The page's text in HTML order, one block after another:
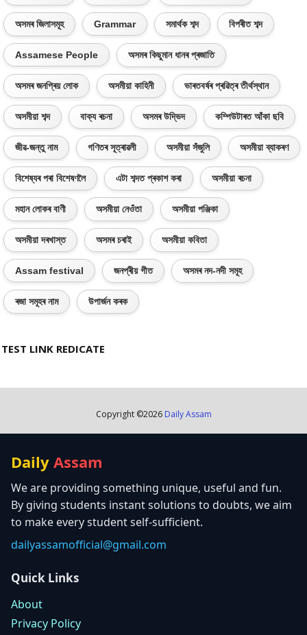
অসমৰ জিলাসমূহ Grammar সমাৰ্থক শব্দ বিপৰীত শব্দ
Assamese People অসমৰ কিছুমান ধানৰ প্ৰজাতি
অসমৰ জনপ্ৰিয় লোক অসমীয়া কাহিনী ভাৰতবৰ্ষৰ প্ৰৱিত্ৰ তীৰ্থস্থান
অসমীয়া শব্দ বাক্য ৰচনা অসমৰ উদ্ভিদ কম্পিউটাৰত আঁকা ছবি
জীৱ-জন্তু নাম গণিতৰ সূত্ৰাৱলী অসমীয়া সঁজুলি অসমীয়া ব্যাকৰণ
বিশেষ্যৰ পৰা বিশেষণলৈ এটা শব্দত প্ৰকাশ কৰা অসমীয়া ৰচনা
মহান লোকৰ বাণী অসমীয়া নেওঁতা অসমীয়া পঞ্জিকা
অসমীয়া দৰখাস্ত অসমৰ চৰাই অসমীয়া কবিতা
Assam festival জনপ্ৰীয় গীত অসমৰ নদ-নদী সমূহ
ৰজা সমূহৰ নাম উপাৰ্জন কৰক
TEST LINK REDICATE
Copyright ©2026 Daily Assam
Daily Assam
We are providing something unique, useful and fun.
By giving students instant solutions to doubts, we aim
to make every student self-sufficient.
dailyassamofficial@gmail.com
Quick Links
About
Privacy Policy